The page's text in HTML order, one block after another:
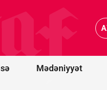
Mədəniyyət
cənubunda
avtobusların
toqquşması
nəticəsində
ölüb